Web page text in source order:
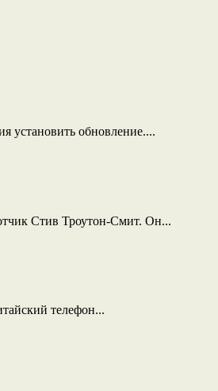
установить обновление....
Стив Троутон-Смит. Он...
телефон...